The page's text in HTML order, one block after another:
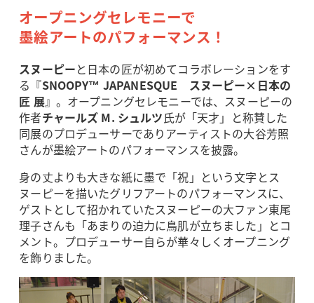
オープニングセレモニーで
墨絵アートのパフォーマンス！
スヌーピーと日本の匠が初めてコラボレーションをす
る『SNOOPY™ JAPANESQUE スヌーピー×日本の
匠 展』。オープニングセレモニーでは、スヌーピーの
作者チャールズ M. シュルツ氏が「天才」と称賛した
同展のプロデューサーでありアーティストの大谷芳照
さんが墨絵アートのパフォーマンスを披露。
身の丈よりも大きな紙に墨で「祝」という文字とス
ヌーピーを描いたグリフアートのパフォーマンスに、
ゲストとして招かれていたスヌーピーの大ファン東尾
理子さんも「あまりの迫力に鳥肌が立ちました」とコ
メント。プロデューサー自らが華々しくオープニング
を飾りました。